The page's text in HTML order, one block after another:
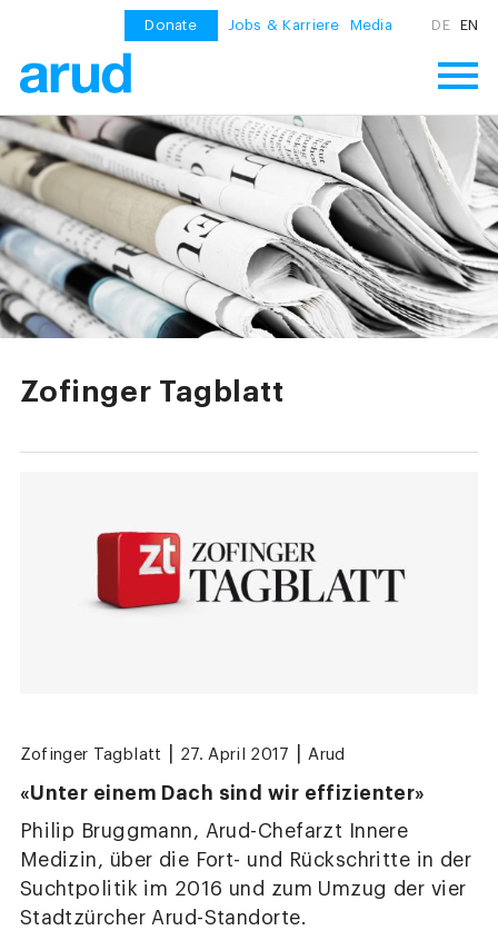
Donate Jobs & Karriere Media DE EN
Zofinger Tagblatt
Zofinger Tagblatt 27. April 2017 Arud
«Unter einem Dach sind wir effizienter»
Philip Bruggmann, Arud-Chefarzt Innere
Medizin, über die Fort- und Rückschritte in der
Suchtpolitik im 2016 und zum Umzug der vier
Stadtzürcher Arud-Standorte.